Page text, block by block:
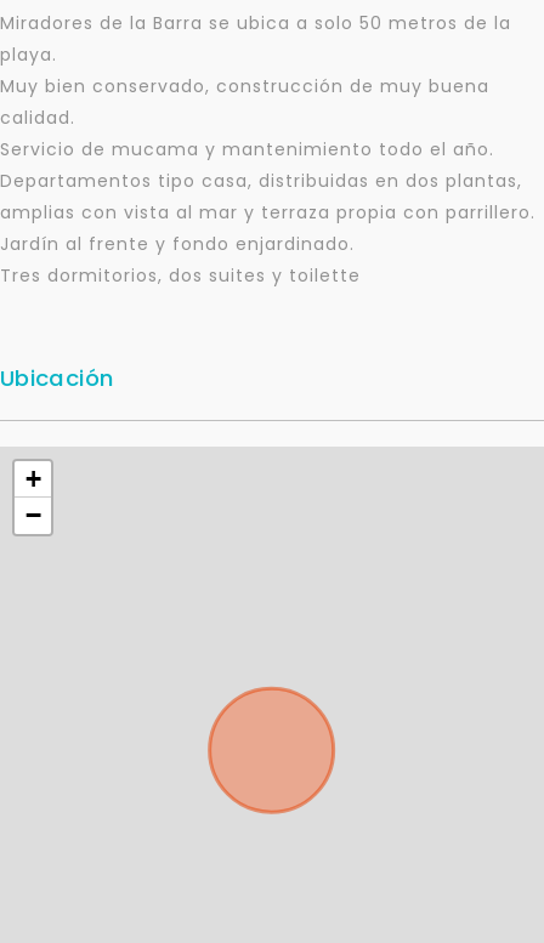
Miradores de la Barra se ubica a solo 50 metros de la
playa.
Muy bien conservado, construcción de muy buena
calidad.
Servicio de mucama y mantenimiento todo el año.
Departamentos tipo casa, distribuidas en dos plantas,
amplias con vista al mar y terraza propia con parrillero.
Jardín al frente y fondo enjardinado.
Tres dormitorios, dos suites y toilette
Ubicación
+
−
mejor y más rápido
Déjanos tus datos para identificar tu consulta en el
sistema de gestión de clientes.